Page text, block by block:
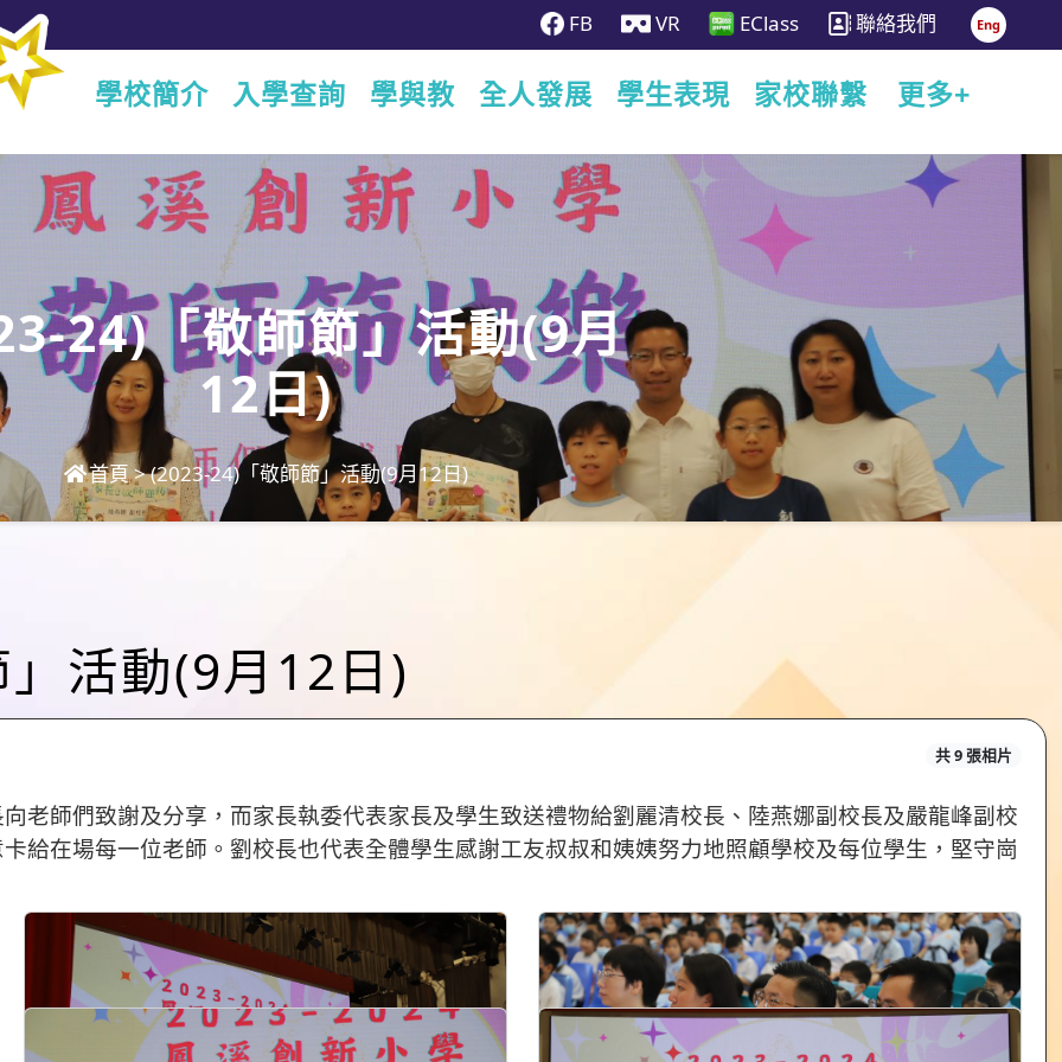
FB VR EClass 聯絡我們 Eng
學校簡介 入學查詢 學與教 全人發展 學生表現 家校聯繫 更多+
24)「敬師節」活動(9月
12日)
首頁>(2023-24)「敬師節」活動(9月12日)
活動(9月12日)
共 9 張相片
老師們致謝及分享，而家長執委代表家長及學生致送禮物給劉麗清校長、陸燕娜副校長及嚴龍峰副校
給在場每一位老師。劉校長也代表全體學生感謝工友叔叔和姨姨努力地照顧學校及每位學生，堅守崗